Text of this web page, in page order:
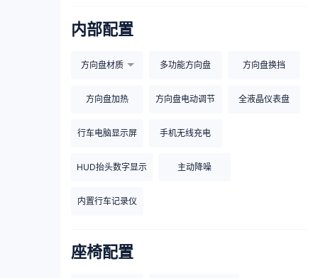
内部配置
方向盘材质 多功能方向盘 方向盘换挡
方向盘加热 方向盘电动调节 全液晶仪表盘
行车电脑显示屏 手机无线充电
HUD抬头数字显示 主动降噪
内置行车记录仪
座椅配置